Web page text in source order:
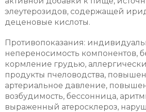
элеутерозидов, содержащей
деценовые кислоты.
Противопоказания:
непереносимость компонентов,
кормление грудью,
продукты пчеловодства,
артериальное давление,
возбудимость, бессонница,
выраженный атеросклероз,